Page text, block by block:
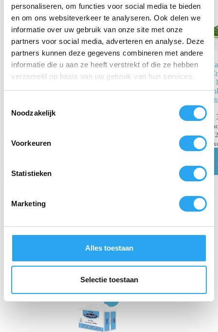
personaliseren, om functies voor social media te bieden
en om ons websiteverkeer te analyseren. Ook delen we
informatie over uw gebruik van onze site met onze
partners voor social media, adverteren en analyse. Deze
partners kunnen deze gegevens combineren met andere
informatie die u aan ze heeft verstrekt of die ze hebben
verzameld op basis van uw gebruik van hun services.
t
Noodzakelijk
Voorkeuren
Statistieken
Marketing
Alles toestaan
Selectie toestaan
BulkySoft®
Handdoekpapier